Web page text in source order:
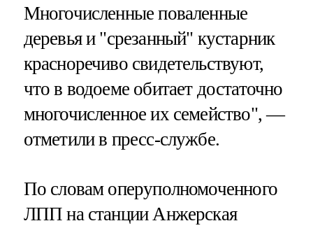
Многочисленные поваленные
деревья и "срезанный" кустарник
красноречиво свидетельствуют,
что в водоеме обитает достаточно
многочисленное их семейство", —
отметили в пресс-службе.
По словам оперуполномоченного
ЛПП на станции Анжерская